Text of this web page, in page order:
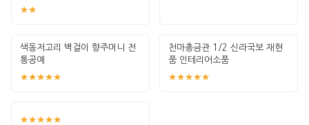
그림 고급
★★
색동저고리 벽걸이 향주머니 전
통공예
★★★★★
천마총금관 1/2 신라국보 재현
품 인테리어소품
★★★★★
★★★★★